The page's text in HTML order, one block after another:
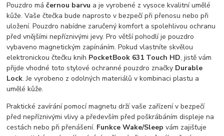
Pouzdro máčernou barvu a je vyrobené z vysoce kvalitní umělé
kůže. Vaše čtečka bude naprosto v bezpečí při přenosu nebo při
uložení. Pouzdro nabídne zaručený komfort a spolehlivou ochranu
před vnějšími nepříznivými jevy. Pro větší pohodlí je pouzdro
vybaveno magnetickým zapínáním. Pokud vlastníte skvělou
elektronickou čtečku knih PocketBook 631 Touch HD, jistě vám
přijde vhodné toto stylové ochranné pouzdro značky Durable
Lock. Je vyrobeno z odolných materiálů v kombinaci plastu a
umělé kůže.
Praktické zavírání pomocí magnetu drží vaše zařízení v bezpečí
před nepříznivými vlivy a především před poškrábáním displeje na
cestách nebo při přenášení. Funkce Wake/Sleep vám zajišťuje